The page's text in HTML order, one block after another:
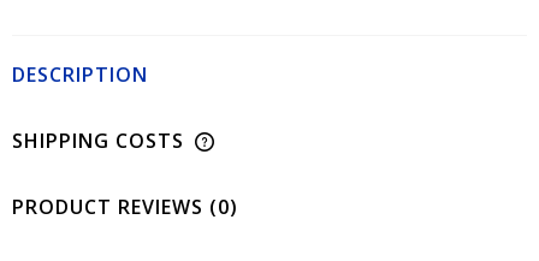
DESCRIPTION
SHIPPING COSTS
PRODUCT REVIEWS (0)